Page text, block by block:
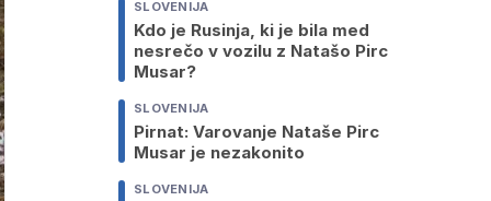
SLOVENIJA
Kdo je Rusinja, ki je bila med
nesrečo v vozilu z Natašo Pirc
Musar?
SLOVENIJA
Pirnat: Varovanje Nataše Pirc
Musar je nezakonito
SLOVENIJA